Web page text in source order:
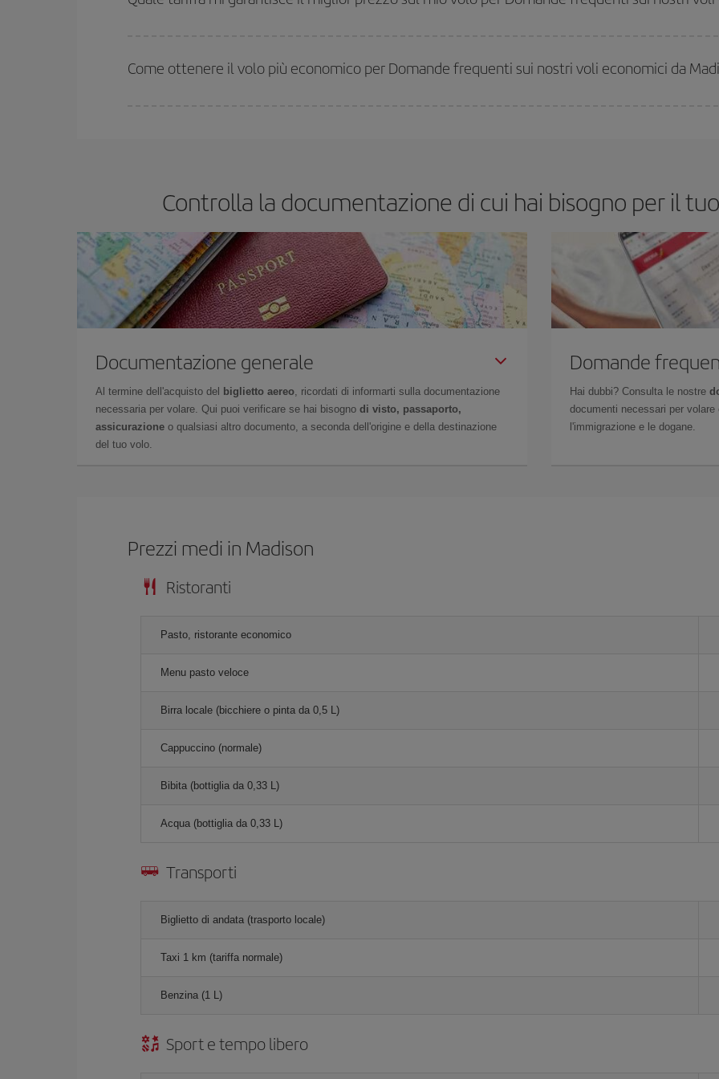
Come ottenere il volo più economico per Domande frequenti sui nostri voli economici da
Controlla la documentazione di cui hai bisogno per il
Documentazione generale
Al termine dell'acquisto del biglietto aereo , ricordati di informarti sulla documentazione
necessaria per volare. Qui puoi verificare se hai bisogno di visto, passaporto,
assicurazione o qualsiasi altro documento, a seconda dell'origine e della destinazione
del tuo volo.
Domande
Hai dubbi? Consulta le nostre
documenti necessari per
l'immigrazione e le dogane.
Prezzi medi in Madison
Ristoranti
Pasto, ristorante economico
Menu pasto veloce
Birra locale (bicchiere o pinta da 0,5 L)
Cappuccino (normale)
Bibita (bottiglia da 0,33 L)
Acqua (bottiglia da 0,33 L)
Transporti
Biglietto di andata (trasporto locale)
Taxi 1 km (tariffa normale)
Benzina (1 L)
Sport e tempo libero